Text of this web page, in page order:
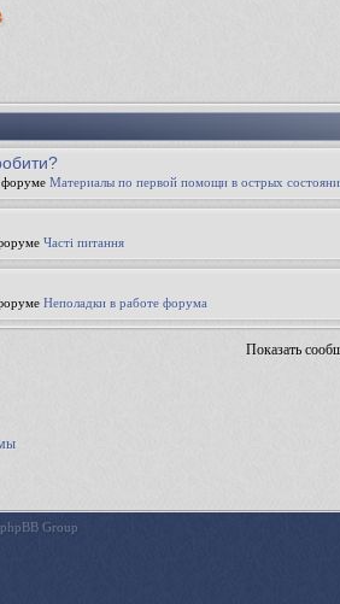
форуме Материалы по первой помощи в острых
Часті питання
Неполадки в работе форума
Показать
Group